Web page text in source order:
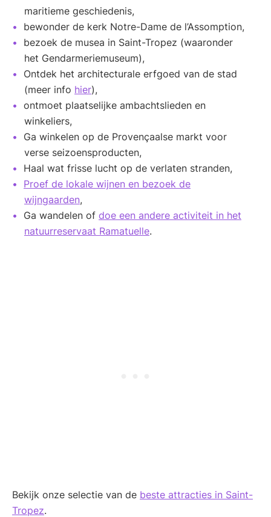
maritieme geschiedenis,
bewonder de kerk Notre-Dame de l’Assomption,
bezoek de musea in Saint-Tropez (waaronder
het Gendarmeriemuseum),
Ontdek het architecturale erfgoed van de stad
(meer info hier),
ontmoet plaatselijke ambachtslieden en
winkeliers,
Ga winkelen op de Provençaalse markt voor
verse seizoensproducten,
Haal wat frisse lucht op de verlaten stranden,
Proef de lokale wijnen en bezoek de
wijngaarden,
Ga wandelen of doe een andere activiteit in het
natuurreservaat Ramatuelle.
Bekijk onze selectie van de beste attracties in Saint-
Tropez.